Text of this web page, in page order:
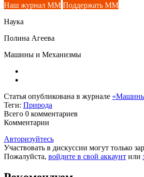
Наш журнал ММ Поддержать ММ
Наука
Полина Агеева
Машины и Механизмы
Статья опубликована в журнале «Машины
Теги: Природа
Всего 0 комментариев
Комментарии
Авторизуйтесь
Участвовать в дискуссии могут только
Пожалуйста, войдите в свой аккаунт или